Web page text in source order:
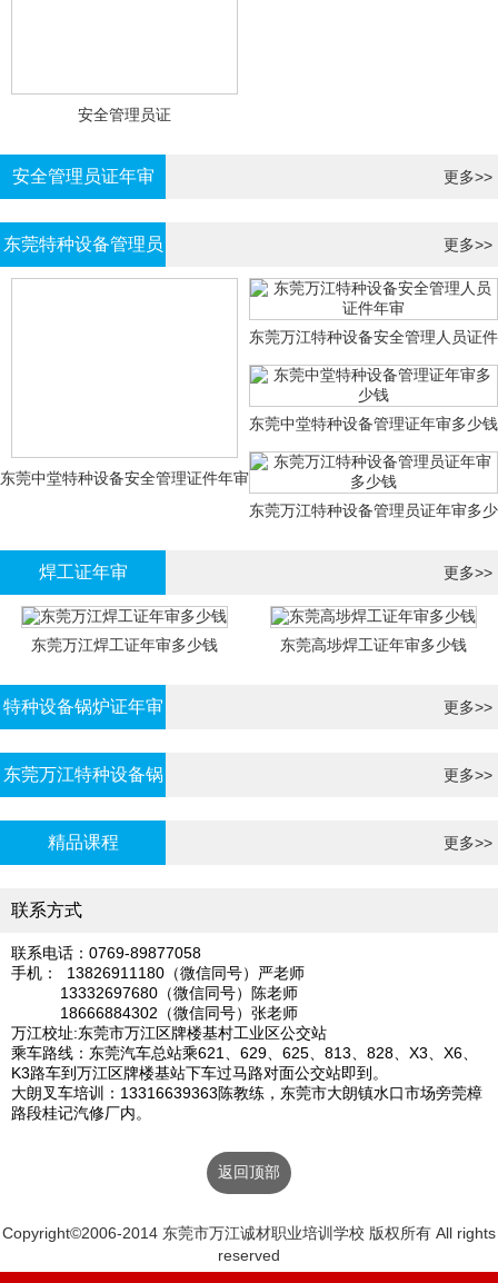
安全管理员证
安全管理员证年审 更多>>
东莞特种设备管理员 更多>>
东莞中堂特种设备安全管理证件年审
东莞万江特种设备安全管理人员证件
年审
东莞中堂特种设备管理证年审多少钱
东莞万江特种设备管理员证年审多少
焊工证年审 更多>>
东莞万江焊工证年审多少钱 东莞高埗焊工证年审多少钱
特种设备锅炉证年审 更多>>
东莞万江特种设备锅
炉证年审
更多>>
精品课程 更多>>
联系方式
联系电话：0769-89877058
手机： 13826911180（微信同号）严老师
13332697680（微信同号）陈老师
18666884302（微信同号）张老师
万江校址:东莞市万江区牌楼基村工业区公交站
乘车路线：东莞汽车总站乘621、629、625、813、828、X3、X6、
K3路车到万江区牌楼基站下车过马路对面公交站即到。
大朗叉车培训：13316639363陈教练，东莞市大朗镇水口市场旁莞樟
路段桂记汽修厂内。
返回顶部
Copyright©2006-2014 东莞市万江诚材职业培训学校 版权所有 All rights
reserved